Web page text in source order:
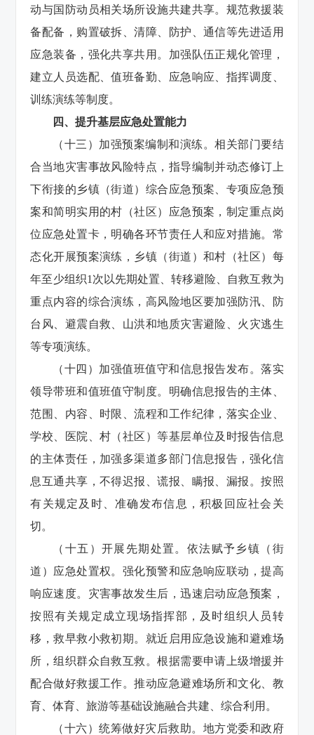
动与国防动员相关场所设施共建共享。规范救援装
备配备，购置破拆、清障、防护、通信等先进适用
应急装备，强化共享共用。加强队伍正规化管理，
建立人员选配、值班备勤、应急响应、指挥调度、
训练演练等制度。
四、提升基层应急处置能力
（十三）加强预案编制和演练。相关部门要结
合当地灾害事故风险特点，指导编制并动态修订上
下衔接的乡镇（街道）综合应急预案、专项应急预
案和简明实用的村（社区）应急预案，制定重点岗
位应急处置卡，明确各环节责任人和应对措施。常
态化开展预案演练，乡镇（街道）和村（社区）每
年至少组织1次以先期处置、转移避险、自救互救为
重点内容的综合演练，高风险地区要加强防汛、防
台风、避震自救、山洪和地质灾害避险、火灾逃生
等专项演练。
（十四）加强值班值守和信息报告发布。落实
领导带班和值班值守制度。明确信息报告的主体、
范围、内容、时限、流程和工作纪律，落实企业、
学校、医院、村（社区）等基层单位及时报告信息
的主体责任，加强多渠道多部门信息报告，强化信
息互通共享，不得迟报、谎报、瞒报、漏报。按照
有关规定及时、准确发布信息，积极回应社会关
切。
（十五）开展先期处置。依法赋予乡镇（街
道）应急处置权。强化预警和应急响应联动，提高
响应速度。灾害事故发生后，迅速启动应急预案，
按照有关规定成立现场指挥部，及时组织人员转
移，救早救小救初期。就近启用应急设施和避难场
所，组织群众自救互救。根据需要申请上级增援并
配合做好救援工作。推动应急避难场所和文化、教
育、体育、旅游等基础设施融合共建、综合利用。
（十六）统筹做好灾后救助。地方党委和政府